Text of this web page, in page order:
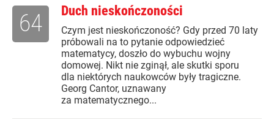
Duch nieskończoności
Czym jest nieskończoność? Gdy przed 70 laty
próbowali na to pytanie odpowiedzieć
matematycy, doszło do wybuchu wojny
domowej. Nikt nie zginął, ale skutki sporu
dla niektórych naukowców były tragiczne.
Georg Cantor, uznawany
za matematycznego...
64